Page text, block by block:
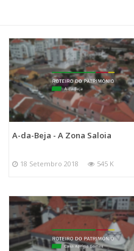
A-da-Beja - A Zona Saloia
18 Setembro 2018 545 K